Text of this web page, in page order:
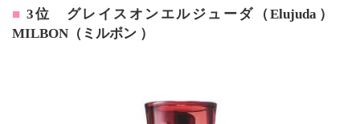
3位 グレイスオンエルジューダ（Elujuda）
MILBON（ミルボン ）